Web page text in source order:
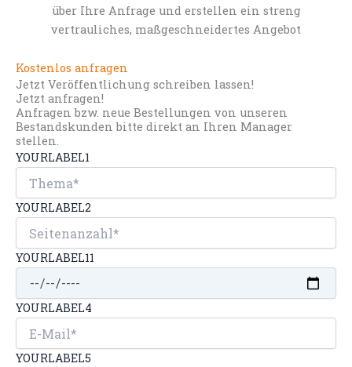
über Ihre Anfrage und erstellen ein streng
vertrauliches, maßgeschneidertes Angebot
Kostenlos anfragen
Jetzt Veröffentlichung schreiben lassen!
Jetzt anfragen!
Anfragen bzw. neue Bestellungen von unseren
Bestandskunden bitte direkt an Ihren Manager
stellen.
YOURLABEL1
YOURLABEL2
YOURLABEL11
YOURLABEL4
YOURLABEL5